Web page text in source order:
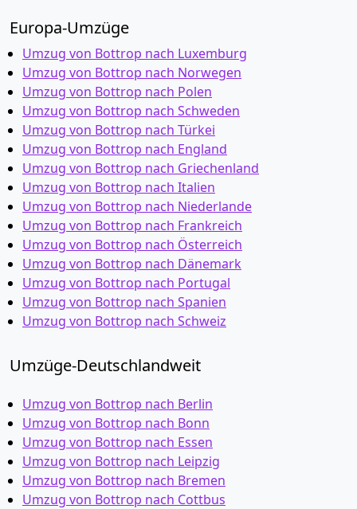
Europa-Umzüge
Umzug von Bottrop nach Luxemburg
Umzug von Bottrop nach Norwegen
Umzug von Bottrop nach Polen
Umzug von Bottrop nach Schweden
Umzug von Bottrop nach Türkei
Umzug von Bottrop nach England
Umzug von Bottrop nach Griechenland
Umzug von Bottrop nach Italien
Umzug von Bottrop nach Niederlande
Umzug von Bottrop nach Frankreich
Umzug von Bottrop nach Österreich
Umzug von Bottrop nach Dänemark
Umzug von Bottrop nach Portugal
Umzug von Bottrop nach Spanien
Umzug von Bottrop nach Schweiz
Umzüge-Deutschlandweit
Umzug von Bottrop nach Berlin
Umzug von Bottrop nach Bonn
Umzug von Bottrop nach Essen
Umzug von Bottrop nach Leipzig
Umzug von Bottrop nach Bremen
Umzug von Bottrop nach Cottbus